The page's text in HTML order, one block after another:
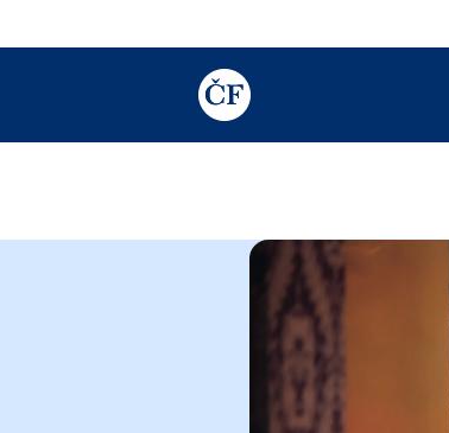
TODO: Add description for reader